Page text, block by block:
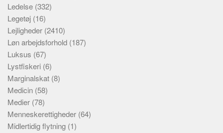
Ledelse (332)
Legetøj (16)
Lejligheder (2410)
Løn arbejdsforhold (187)
Luksus (67)
Lystfiskeri (6)
Marginalskat (8)
Medicin (58)
Medier (78)
Menneskerettigheder (64)
Midlertidig flytning (1)